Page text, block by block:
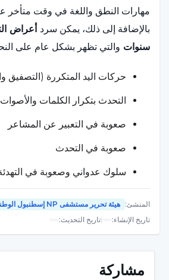
مهارات النطق واللغة في وقت متأخر
بالإضافة إلى ذلك، يمكن سرد
سنوات والتي تظهر بشكل عام على
حركات اليد المتكررة (التصفيق
التحدث بتكرار الكلمات
صعوبة في التعبير عن المشاعر
صعوبة في التحدث
سلوك عدواني وصعوبة في
تكرار ما يقوله الآخرون
قلب الضمائر (قول أنت بدلاً من أنا)
عادات الأكل غير المنتظمة
المنشئ: هيئة تحرير مستشفى NP إسطنبول الوطني
تاريخ الإنشاء:
|تاريخ التحديث:
مشاركة